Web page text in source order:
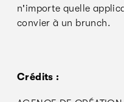
n'importe quelle
convier à un brunch.
Crédits :